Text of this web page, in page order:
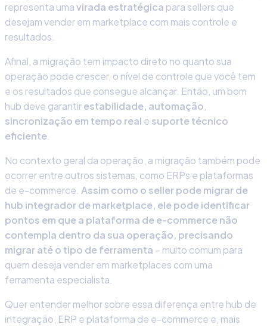
representa umavirada estratégica para sellers que
desejam vender em marketplace com mais controle e
resultados.
Afinal, a migração tem impacto direto no quanto sua
operação pode crescer, o nível de controle que você tem
e os resultados que consegue alcançar. Então, um bom
hub deve garantirestabilidade, automação,
sincronização em tempo real e suporte técnico
eficiente.
No contexto geral da operação, a migração também pode
ocorrer entre outros sistemas, como ERPs e plataformas
de e-commerce. Assim como o seller pode migrar de
hub integrador de marketplace, ele pode identificar
pontos em que a plataforma de e-commerce não
contempla dentro da sua operação, precisando
migrar até o tipo de ferramenta – muito comum para
quem deseja vender em marketplaces com uma
ferramenta especialista.
Quer entender melhor sobre essa diferença entre hub de
integração, ERP e plataforma de e-commerce e, mais